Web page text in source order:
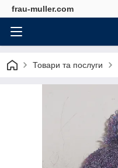
frau-muller.com
Товари та послуги